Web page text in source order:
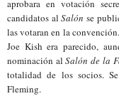
aprobara en votación
candidatos alSalón se
las votaran en la
Joe Kish era parecido,
nominación alSalón de la
totalidad de los socios.
Fleming.